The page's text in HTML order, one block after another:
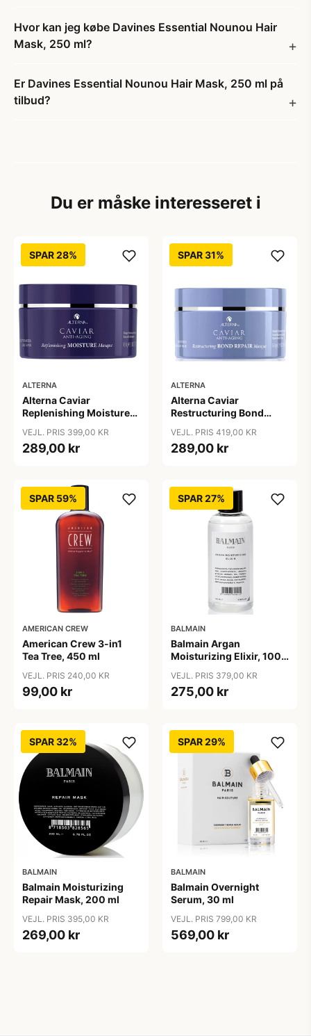
Hvor kan jeg købe Davines Essential Nounou Hair
Mask, 250 ml?
Er Davines Essential Nounou Hair Mask, 250 ml på
tilbud?
Du er måske interesseret i
SPAR 28%
ALTERNA
Alterna Caviar
Replenishing Moisture
VEJL. PRIS 399,00 KR
289,00 kr
SPAR 31%
ALTERNA
Alterna Caviar
Restructuring Bond
VEJL. PRIS 419,00 KR
289,00 kr
SPAR 59%
AMERICAN CREW
American Crew 3-in1
Tea Tree, 450 ml
VEJL. PRIS 240,00 KR
99,00 kr
SPAR 27%
BALMAIN
Balmain Argan
Moisturizing Elixir, 100
VEJL. PRIS 379,00 KR
275,00 kr
SPAR 32%
BALMAIN
Balmain Moisturizing
Repair Mask, 200 ml
VEJL. PRIS 395,00 KR
269,00 kr
SPAR 29%
BALMAIN
Balmain Overnight
Serum, 30 ml
VEJL. PRIS 799,00 KR
569,00 kr